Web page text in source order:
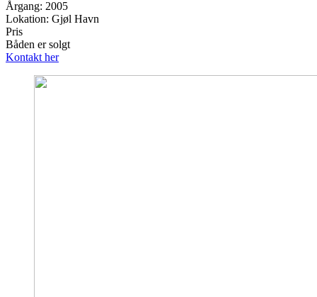
Årgang: 2005
Lokation: Gjøl Havn
Pris
Båden er solgt
Kontakt her